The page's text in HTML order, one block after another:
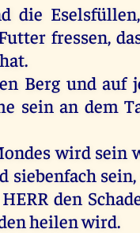
die Eselsfüllen,
fressen,
hat.
Berg und auf
sein an dem
wird sein
siebenfach sein,
HERR den
heilenwird.